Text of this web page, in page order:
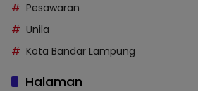
Pesawaran
Unila
Kota Bandar Lampung
Halaman